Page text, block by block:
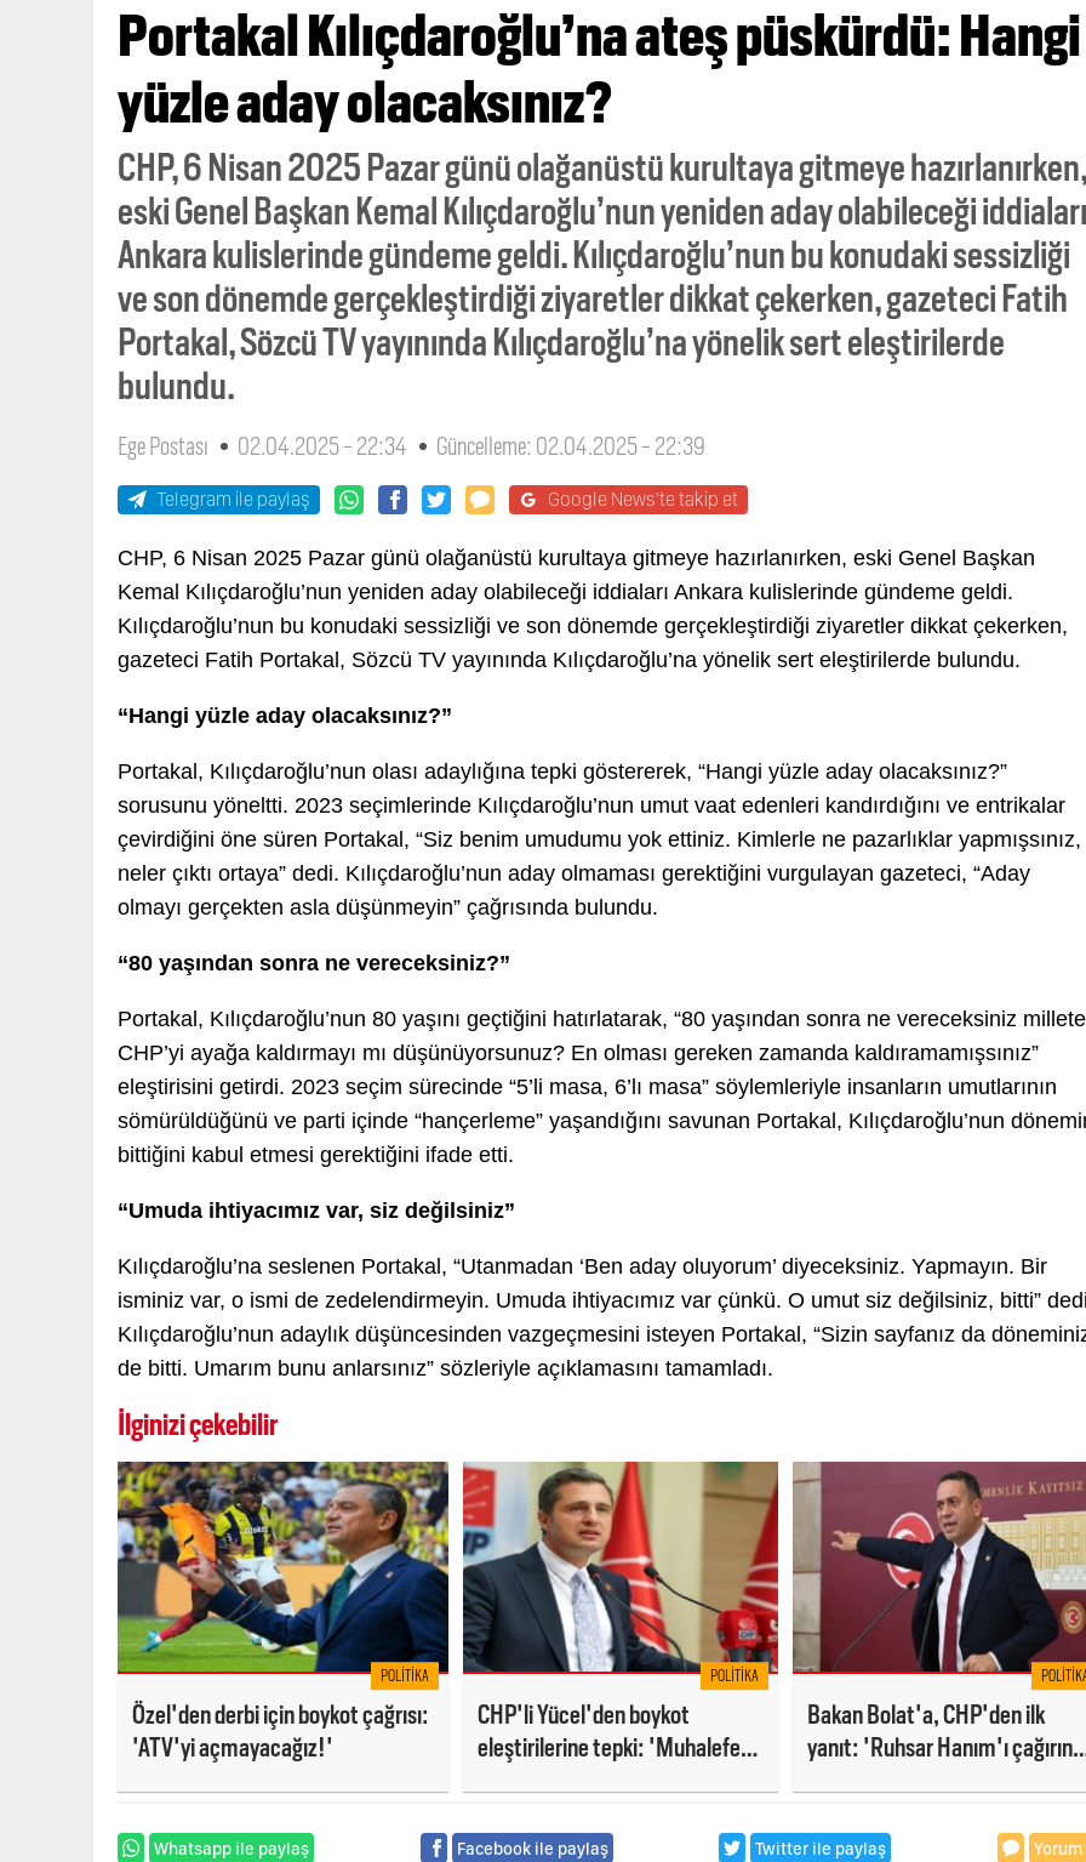
Portakal Kılıçdaroğlu’na ateş püskürdü: Hangi
yüzle aday olacaksınız?
CHP, 6 Nisan 2025 Pazar günü olağanüstü kurultaya gitmeye hazırlanırken,
eski Genel Başkan Kemal Kılıçdaroğlu’nun yeniden aday olabileceği iddiaları
Ankara kulislerinde gündeme geldi. Kılıçdaroğlu’nun bu konudaki sessizliği
ve son dönemde gerçekleştirdiği ziyaretler dikkat çekerken, gazeteci Fatih
Portakal, Sözcü TV yayınında Kılıçdaroğlu’na yönelik sert eleştirilerde
bulundu.
Ege Postası 02.04.2025 - 22:34 Güncelleme: 02.04.2025 - 22:39
Telegram ile paylaş Google News'te takip et
CHP, 6 Nisan 2025 Pazar günü olağanüstü kurultaya gitmeye hazırlanırken, eski Genel Başkan
Kemal Kılıçdaroğlu’nun yeniden aday olabileceği iddiaları Ankara kulislerinde gündeme geldi.
Kılıçdaroğlu’nun bu konudaki sessizliği ve son dönemde gerçekleştirdiği ziyaretler dikkat çekerken,
gazeteci Fatih Portakal, Sözcü TV yayınında Kılıçdaroğlu’na yönelik sert eleştirilerde bulundu.
“Hangi yüzle aday olacaksınız?”
Portakal, Kılıçdaroğlu’nun olası adaylığına tepki göstererek, “Hangi yüzle aday olacaksınız?”
sorusunu yöneltti. 2023 seçimlerinde Kılıçdaroğlu’nun umut vaat edenleri kandırdığını ve entrikalar
çevirdiğini öne süren Portakal, “Siz benim umudumu yok ettiniz. Kimlerle ne pazarlıklar yapmışsınız,
neler çıktı ortaya” dedi. Kılıçdaroğlu’nun aday olmaması gerektiğini vurgulayan gazeteci, “Aday
olmayı gerçekten asla düşünmeyin” çağrısında bulundu.
“80 yaşından sonra ne vereceksiniz?”
Portakal, Kılıçdaroğlu’nun 80 yaşını geçtiğini hatırlatarak, “80 yaşından sonra ne vereceksiniz
CHP’yi ayağa kaldırmayı mı düşünüyorsunuz? En olması gereken zamanda kaldıramamışsınız”
eleştirisini getirdi. 2023 seçim sürecinde “5’li masa, 6’lı masa” söylemleriyle insanların umutlarının
sömürüldüğünü ve parti içinde “hançerleme” yaşandığını savunan Portakal, Kılıçdaroğlu’nun
bittiğini kabul etmesi gerektiğini ifade etti.
“Umuda ihtiyacımız var, siz değilsiniz”
Kılıçdaroğlu’na seslenen Portakal, “Utanmadan ‘Ben aday oluyorum’ diyeceksiniz. Yapmayın. Bir
isminiz var, o ismi de zedelendirmeyin. Umuda ihtiyacımız var çünkü. O umut siz değilsiniz, bitti”
Kılıçdaroğlu’nun adaylık düşüncesinden vazgeçmesini isteyen Portakal, “Sizin sayfanız da
de bitti. Umarım bunu anlarsınız” sözleriyle açıklamasını tamamladı.
İlginizi çekebilir
POLITIKA
Özel'den derbi için boykot çağrısı:
'ATV'yi açmayacağız!'
POLITIKA
CHP'li Yücel'den boykot
eleştirilerine tepki: 'Muhalefet
Bakan Bolat'a, CHP'den ilk
yanıt: 'Ruhsar Hanım'ı çağırın
Whatsapp ile paylaş Facebook ile paylaş Twitter ile paylaş Yorum